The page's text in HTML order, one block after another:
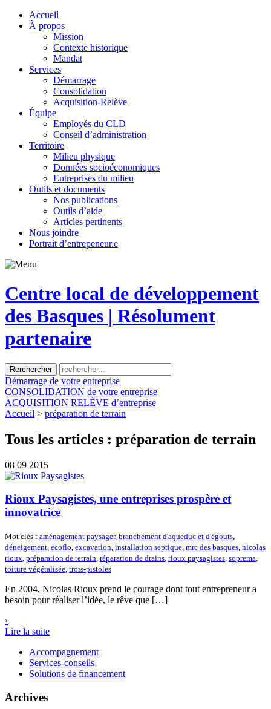
Accueil
À propos
Mission
Contexte historique
Mandat
Services
Démarrage
Consolidation
Acquisition-Relève
Équipe
Employés du CLD
Conseil d’administration
Territoire
Milieu physique
Données socioéconomiques
Entreprises du milieu
Outils et documents
Nos publications
Outils d’aide
Articles pertinents
Nous joindre
Portrait d’entrepeneur.e
Centre local de développement
des Basques | Résolument
partenaire
Démarrage de votre entreprise
CONSOLIDATION de votre entreprise
ACQUISITION RELÈVE d’entreprise
Accueil > préparation de terrain
Tous les articles : préparation de terrain
08 09 2015
Rioux Paysagistes, une entreprises prospère et
innovatrice
Mot clés : aménagement paysager, branchement d'aqueduc et d'égouts,
déneigement, ecoflo, excavation, installation septique, mrc des basques, nicolas
rioux, préparation de terrain, réparation de drains, rioux paysagistes, soprema,
toiture végétalisée, trois-pistoles
En 2004, Nicolas Rioux prend le courage dont tout entrepreneur a
besoin pour réaliser l’idée, le rêve que […]
›
Lire la suite
Accompagnement
Services-conseils
Solutions de financement
Archives